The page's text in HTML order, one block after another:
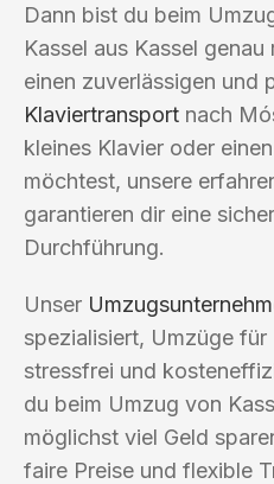
Dann bist du beim
Kassel aus Kassel
einen zuverlässigen und
Klaviertransport nach
kleines Klavier oder
möchtest, unsere
garantieren dir eine
Durchführung.
Unser
spezialisiert, Umzüge für
stressfrei und
du beim Umzug von
möglichst viel Geld
faire Preise und flexible